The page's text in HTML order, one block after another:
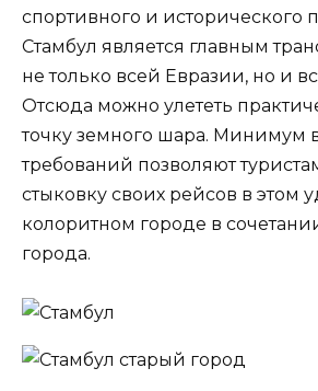
спортивного и исторического
Стамбул является главным
не только всей Евразии, но и
Отсюда можно улететь
точку земного шара. Минимум
требований позволяют
стыковку своих рейсов в этом
колоритном городе в
города.